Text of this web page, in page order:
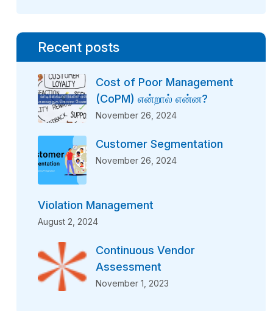
Recent posts
Cost of Poor Management
(CoPM) என்றால் என்ன?
November 26, 2024
Customer Segmentation
November 26, 2024
Violation Management
August 2, 2024
Continuous Vendor
Assessment
November 1, 2023